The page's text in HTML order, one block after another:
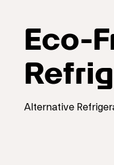
Eco-
Alternative